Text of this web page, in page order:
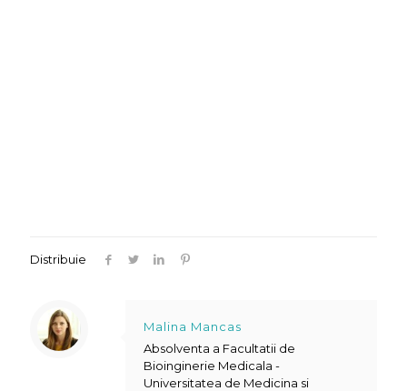
Distribuie
Malina Mancas
Absolventa a Facultatii de
Bioinginerie Medicala -
Universitatea de Medicina si